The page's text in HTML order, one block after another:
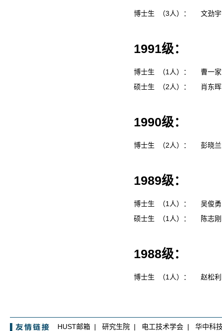
博士生 （3人）： 文劲
1991级：
博士生 （1人）：
曹一
硕士生 （2人）：
肖东
1990级：
博士生 （2人）： 彭晓
1989级：
博士生 （1人）：
吴俊
硕士生 （1人）：
陈志
1988级：
博士生 （1人）： 赵松
HUST邮箱 | 研究生院 | 电工技术学会 | 华中科